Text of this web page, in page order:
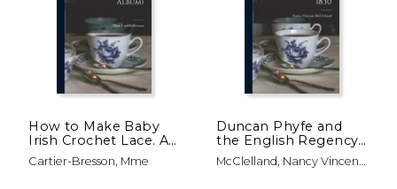
6%
dcto. $ 65.88
15%
dcto.
How to Make Baby
Irish Crochet Lace. A
Practical Method.
(2nd Album) (en
Cartier-Bresson, Mme
Duncan Phyfe and
the English Regency,
1795-1830 (en Inglés)
McClelland, Nancy Vincent